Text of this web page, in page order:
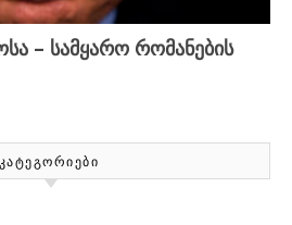
ᲙᲐᲢᲔᲒᲝᲠᲘᲔᲑᲘ